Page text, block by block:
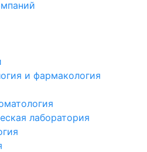
и фармакология
лаборатория